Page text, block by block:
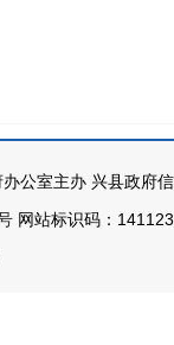
公室主办 兴县政府
网站标识码：